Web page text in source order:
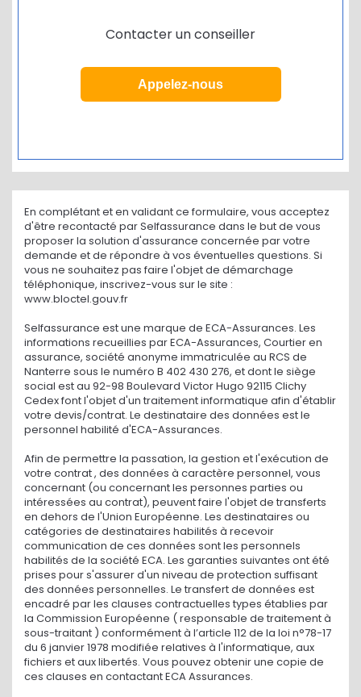
Contacter un conseiller
Appelez-nous
En complétant et en validant ce formulaire, vous acceptez
d'être recontacté par Selfassurance dans le but de vous
proposer la solution d'assurance concernée par votre
demande et de répondre à vos éventuelles questions. Si
vous ne souhaitez pas faire l'objet de démarchage
téléphonique, inscrivez-vous sur le site :
www.bloctel.gouv.fr
Selfassurance est une marque de ECA-Assurances. Les
informations recueillies par ECA-Assurances, Courtier en
assurance, société anonyme immatriculée au RCS de
Nanterre sous le numéro B 402 430 276, et dont le siège
social est au 92-98 Boulevard Victor Hugo 92115 Clichy
Cedex font l'objet d'un traitement informatique afin d'établir
votre devis/contrat. Le destinataire des données est le
personnel habilité d'ECA-Assurances.
Afin de permettre la passation, la gestion et l'exécution de
votre contrat , des données à caractère personnel, vous
concernant (ou concernant les personnes parties ou
intéressées au contrat), peuvent faire l'objet de transferts
en dehors de l'Union Européenne. Les destinataires ou
catégories de destinataires habilités à recevoir
communication de ces données sont les personnels
habilités de la société ECA. Les garanties suivantes ont été
prises pour s'assurer d'un niveau de protection suffisant
des données personnelles. Le transfert de données est
encadré par les clauses contractuelles types établies par
la Commission Européenne ( responsable de traitement à
sous-traitant ) conformément à l’article 112 de la loi n°78-17
du 6 janvier 1978 modifiée relatives à l'informatique, aux
fichiers et aux libertés. Vous pouvez obtenir une copie de
ces clauses en contactant ECA Assurances.